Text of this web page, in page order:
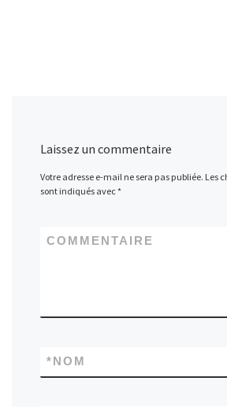
Laissez un commentaire
Votre adresse e-mail ne sera pas publiée. Les
sont indiqués avec*
COMMENTAIRE
NOM
*